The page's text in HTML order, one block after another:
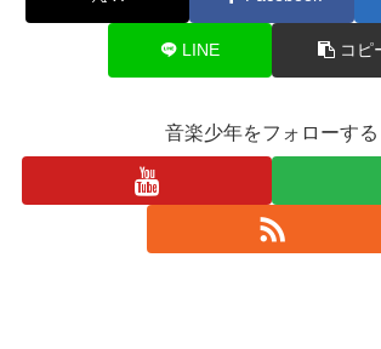
LINE コピ
音楽少年をフォローする